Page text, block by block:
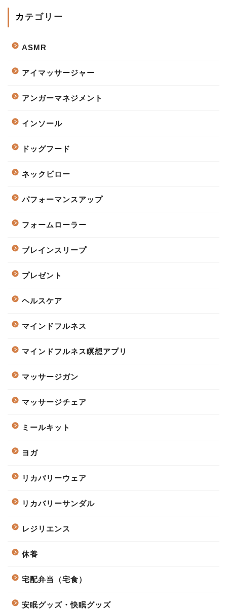
カテゴリー
ASMR
アイマッサージャー
アンガーマネジメント
インソール
ドッグフード
ネックピロー
パフォーマンスアップ
フォームローラー
ブレインスリープ
プレゼント
ヘルスケア
マインドフルネス
マインドフルネス瞑想アプリ
マッサージガン
マッサージチェア
ミールキット
ヨガ
リカバリーウェア
リカバリーサンダル
レジリエンス
休養
宅配弁当（宅食）
安眠グッズ・快眠グッズ